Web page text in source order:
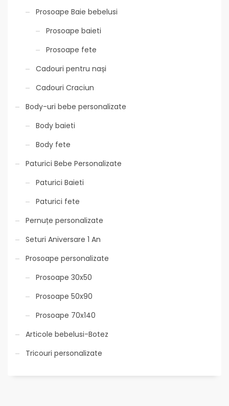
Prosoape Baie bebelusi
Prosoape baieti
Prosoape fete
Cadouri pentru nași
Cadouri Craciun
Body-uri bebe personalizate
Body baieti
Body fete
Paturici Bebe Personalizate
Paturici Baieti
Paturici fete
Pernuțe personalizate
Seturi Aniversare 1 An
Prosoape personalizate
Prosoape 30x50
Prosoape 50x90
Prosoape 70x140
Articole bebelusi-Botez
Tricouri personalizate